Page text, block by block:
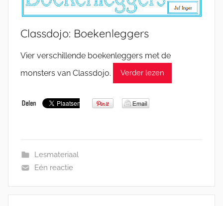
Classdojo: Boekenleggers
Vier verschillende boekenleggers met de
monsters van Classdojo.
Verder lezen
Lesmateriaal
Eén reactie